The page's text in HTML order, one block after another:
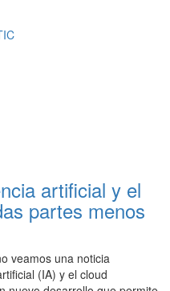
artificial y el
partes menos
veamos una noticia
(IA) y el cloud